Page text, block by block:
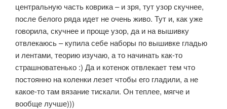
центральную часть коврика – и зря, тут узор скучнее,
после белого ряда идет не очень живо. Тут и, как уже
говорила, скучнее и проще узор, да и на вышивку
отвлекаюсь – купила себе наборы по вышивке гладью
и лентами, теорию изучаю, а то начинать как-то
страшноватенько :) Да и котенок отвлекает тем что
постоянно на коленки лезет чтобы его гладили, а не
какое-то там вязание тискали. Он теплее, мягче и
вообще лучше)))